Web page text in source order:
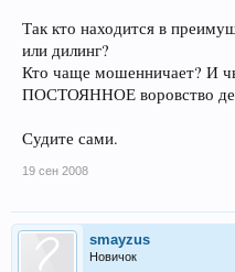
Так кто находится в
или дилинг?
Кто чаще мошенничает? И
ПОСТОЯННОЕ воровство
Судите сами.
19 сен 2008
smayzus
Новичок